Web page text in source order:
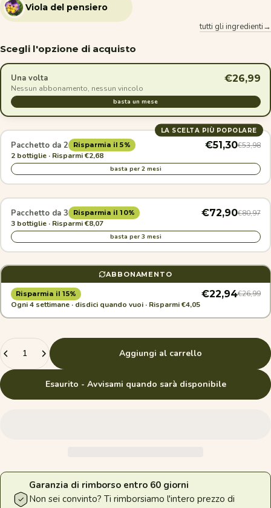
Viola del pensiero
tutti gli ingredienti→
Scegli l'opzione di acquisto
Una volta €26,99
Nessun abbonamento, nessun vincolo
basta un mese
LA SCELTA PIÙ POPOLARE
Pacchetto da 2 Risparmia il 5% €51,30€53,98
2 bottiglie · Risparmi €2,68
basta per 2 mesi
Pacchetto da 3 Risparmia il 10% €72,90€80,97
3 bottiglie · Risparmi €8,07
basta per 3 mesi
ABBONAMENTO
Risparmia il 15% €22,94€26,99
Ogni 4 settimane · disdici quando vuoi · Risparmi €4,05
Quantità
Aggiungi al carrello
Esaurito - Avvisami quando sarà disponibile
Garanzia di rimborso entro 60 giorni
Non sei convinto? Ti rimborsiamo l'intero prezzo di